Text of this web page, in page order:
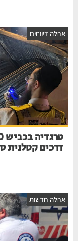
אחלה דיווחים
דרכים קטלנית
אחלה חדשות